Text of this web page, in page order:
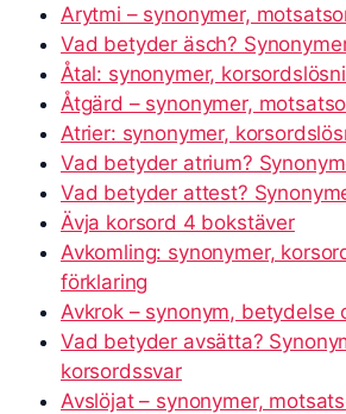
Arytmi – synonymer,
Vad betyder äsch?
Åtal: synonymer,
Åtgärd – synonymer,
Atrier: synonymer,
Vad betyder atrium?
Vad betyder attest?
Ävja korsord 4 bokstäver
Avkomling: synonymer,
förklaring
Avkrok – synonym, betydelse
Vad betyder avsätta?
korsordssvar
Avslöjat – synonymer,